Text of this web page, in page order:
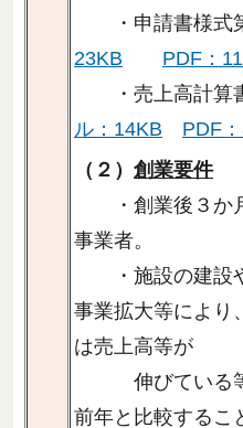
・申請書様式
23KB
PDF：
・売上高計算
ル：14KB
PDF
（２） 創業要件
・創業後３か
事業者。
・施設の建設や
事業拡大等により
は売上高等が
伸びている等
前年と比較するこ